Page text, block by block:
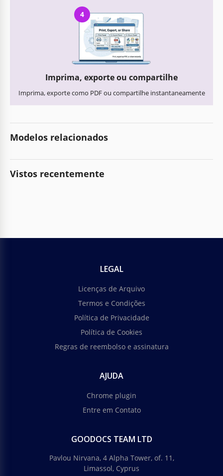
4
Imprima, exporte ou compartilhe
Imprima, exporte como PDF ou compartilhe instantaneamente
Modelos relacionados
Vistos recentemente
LEGAL
Licenças de Arquivo
Termos e Condições
Política de Privacidade
Política de Cookies
Regras de reembolso e assinatura
AJUDA
Chrome plugin
Entre em Contato
GOODOCS TEAM LTD
Pavlou Nirvana, 4 Alpha Tower, of. 11,
Limassol, Cyprus